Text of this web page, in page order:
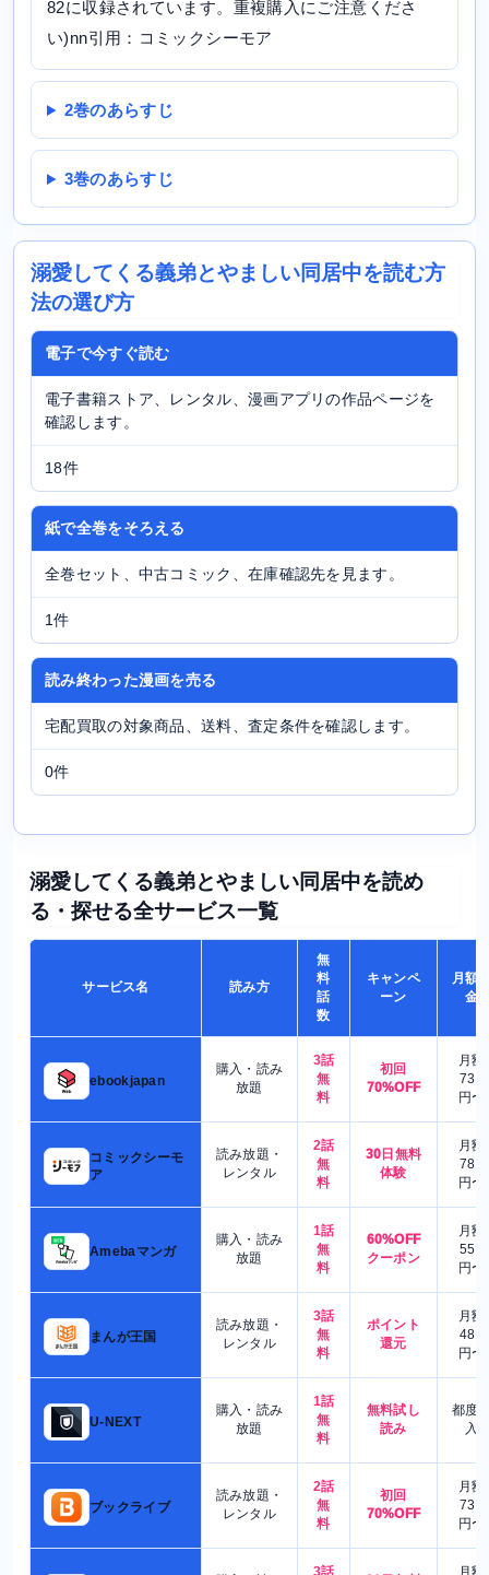
82に収録されています。重複購入にご注意くださ
い)nn引用：コミックシーモア
2巻のあらすじ
3巻のあらすじ
溺愛してくる義弟とやましい同居中を読む方
法の選び方
電子で今すぐ読む
電子書籍ストア、レンタル、漫画アプリの作品ページを
確認します。
18件
紙で全巻をそろえる
全巻セット、中古コミック、在庫確認先を見ます。
1件
読み終わった漫画を売る
宅配買取の対象商品、送料、査定条件を確認します。
0件
溺愛してくる義弟とやましい同居中を読め
る・探せる全サービス一覧
サービス名 読み方
無
料
話
数
キャンペ
ーン
月額
金
ebookjapan
購入・読み
放題
3話
無
料
初回
70%OFF
月額
730
円〜
コミックシーモ
ア
読み放題・
レンタル
2話
無
料
30日無料
体験
月額
780
円〜
Amebaマンガ
購入・読み
放題
1話
無
料
60%OFF
クーポン
月額
550
円〜
まんが王国
読み放題・
レンタル
3話
無
料
ポイント
還元
月額
480
円〜
U-NEXT
購入・読み
放題
1話
無
料
無料試し
読み
都度
入
ブックライブ
読み放題・
レンタル
2話
無
料
初回
70%OFF
月額
730
円〜